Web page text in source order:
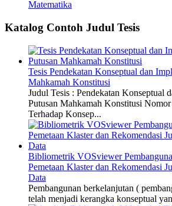
Matematika
Katalog Contoh Judul Tesis
Tesis Pendekatan Konseptual dan
Mahkamah Konstitusi
Judul Tesis : Pendekatan Konseptual
Putusan Mahkamah Konstitusi
Terhadap Konsep...
Bibliometrik VOSviewer
Pemetaan Klaster dan Rekomendasi
Data
Pembangunan berkelanjutan (
telah menjadi kerangka konseptual